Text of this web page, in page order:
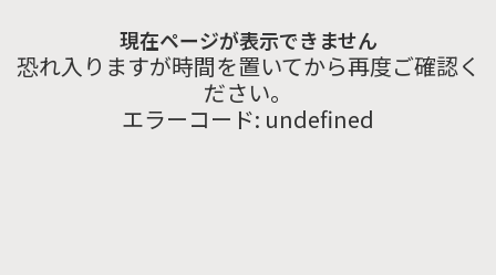
現在ページが表示できません
恐れ入りますが時間を置いてから再度ご確認く
ださい。
エラーコード: undefined